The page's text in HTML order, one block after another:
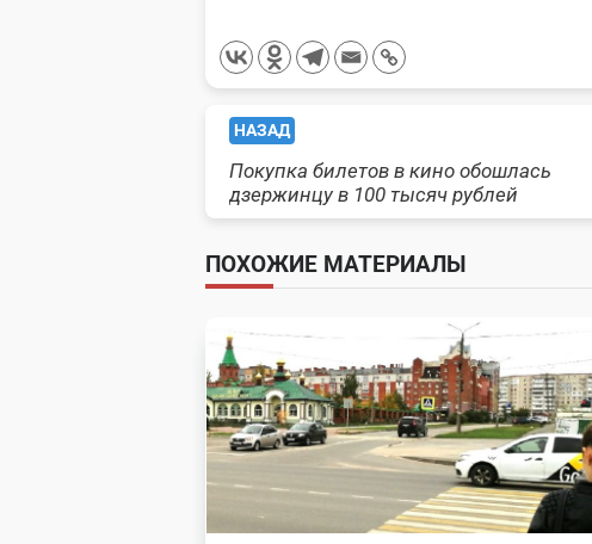
<span
class="nav-
screen-
reader-
text">Page</span>
НАЗАД
Покупка билетов в кино обошлась
дзержинцу в 100 тысяч рублей
ПОХОЖИЕ МАТЕРИАЛЫ